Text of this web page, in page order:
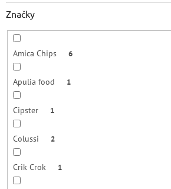
Značky
Amica Chips 6
Apulia food 1
Cipster 1
Colussi 2
Crik Crok 1